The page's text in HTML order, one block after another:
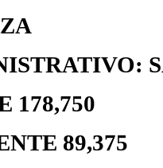
178,750
89,375